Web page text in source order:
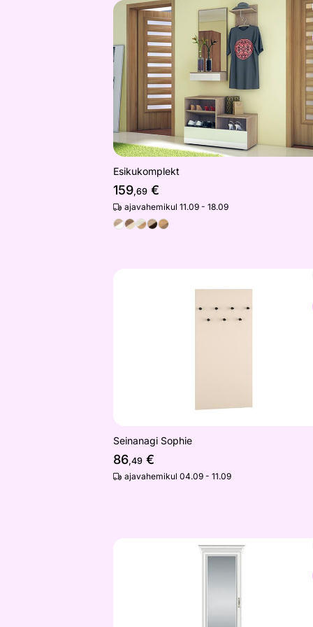
Esikukomplekt
Otsi sarnaseid
Esikukomplekt
159,69 €
ajavahemikul 11.09 - 18.09
Seinanagi Sophie
86,49 €
ajavahemikul 04.09 - 11.09